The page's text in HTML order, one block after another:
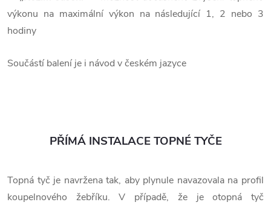
výkonu na maximální výkon na následující 1, 2 nebo 3
hodiny
Součástí balení je i návod v českém jazyce
PŘÍMÁ INSTALACE TOPNÉ TYČE
Topná tyč je navržena tak, aby plynule navazovala na profil
koupelnového žebříku. V případě, že je otopná tyč